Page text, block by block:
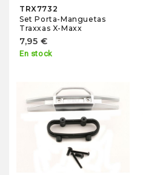
TRX7732
Set Porta-Manguetas
Traxxas X-Maxx
7,95 €
En stock